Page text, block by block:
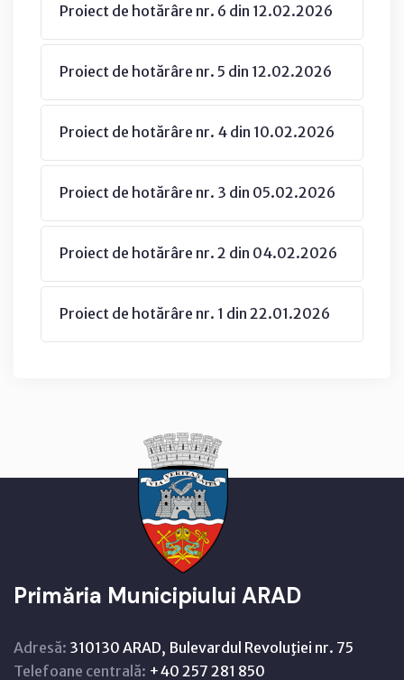
Proiect de hotărâre nr. 6 din 12.02.2026
Proiect de hotărâre nr. 5 din 12.02.2026
Proiect de hotărâre nr. 4 din 10.02.2026
Proiect de hotărâre nr. 3 din 05.02.2026
Proiect de hotărâre nr. 2 din 04.02.2026
Proiect de hotărâre nr. 1 din 22.01.2026
Primăria Municipiului ARAD
Adresă: 310130 ARAD, Bulevardul Revoluţiei nr. 75
Telefoane centrală: +40 257 281 850